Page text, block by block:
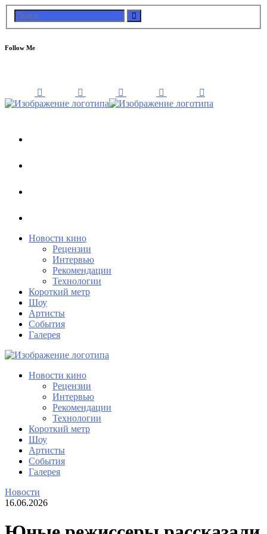
Follow Me
Новости кино
Рецензии
Интервью
Рекомендации
Технологии
Короткий метр
Шоу
Артисты
События
Галерея
Новости кино
Рецензии
Интервью
Рекомендации
Технологии
Короткий метр
Шоу
Артисты
События
Галерея
Новости
16.06.2026